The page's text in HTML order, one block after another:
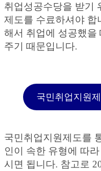
취업성공수당을 받기
제도를 수료하셔야 합
해서 취업에 성공했을
주기 때문입니다.
국민취업지원
국민취업지원제도를
인이 속한 유형에 따
시면 됩니다. 참고로